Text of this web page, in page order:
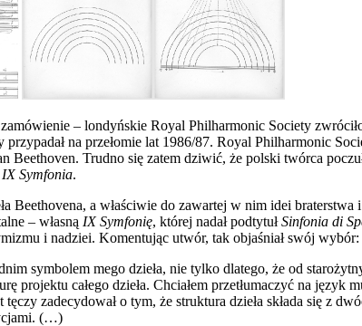
– londyńskie Royal Philharmonic Society
na przełomie lat 1986/87. Royal Philharmonic
Beethoven. Trudno się zatem dziwić, że polski twórca
IX Symfonia.
Beethovena, a właściwie do zawartej w nim idei
– własną IX Symfonię, której nadał podtytułSinfonia di
i nadziei. Komentując utwór, tak objaśniał swój wybór:
symbolem mego dzieła, nie tylko dlatego, że od
projektu całego dzieła. Chciałem przetłumaczyć na
zadecydował o tym, że struktura dzieła składa się z
(…)